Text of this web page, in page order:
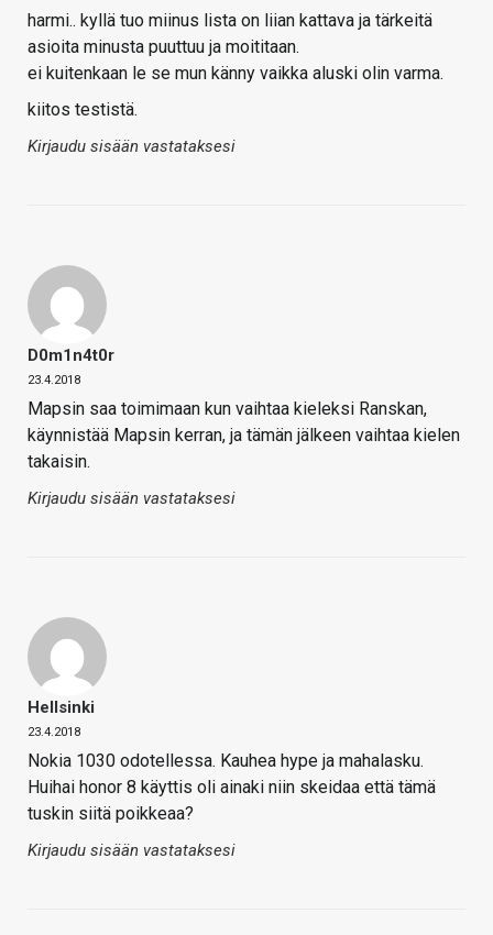
harmi.. kyllä tuo miinus lista on liian kattava ja tärkeitä
asioita minusta puuttuu ja moititaan.
ei kuitenkaan le se mun känny vaikka aluski olin varma.
kiitos testistä.
Kirjaudu sisään vastataksesi
D0m1n4t0r
23.4.2018
Mapsin saa toimimaan kun vaihtaa kieleksi Ranskan,
käynnistää Mapsin kerran, ja tämän jälkeen vaihtaa kielen
takaisin.
Kirjaudu sisään vastataksesi
Hellsinki
23.4.2018
Nokia 1030 odotellessa. Kauhea hype ja mahalasku.
Huihai honor 8 käyttis oli ainaki niin skeidaa että tämä
tuskin siitä poikkeaa?
Kirjaudu sisään vastataksesi